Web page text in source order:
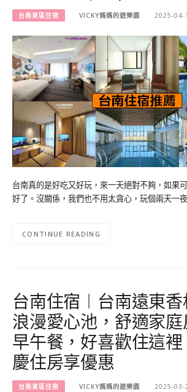
台南東區住宿 VICKY媽媽的遊樂園 2025-04-
台南真的是好吃又好玩，來一天絕對不夠，如果
好了。沒關係，我們也不用太貪心，玩個兩天一
CONTINUE READING
台南住宿︱台南遠東香
浪漫愛心池，舒適家
早午餐，好喜歡住這裡
慶住房享優惠
台南東區住宿 VICKY媽媽的遊樂園 2025-03-